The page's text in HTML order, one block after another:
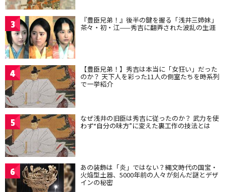
3 『豊臣兄弟！』後半の鍵を握る「浅井三姉妹」
茶々・初・江——秀吉に翻弄された波乱の生涯
4 【豊臣兄弟！】秀吉は本当に「女狂い」だった
のか？ 天下人を彩った11人の側室たちを時系列
で一挙紹介
5 なぜ浅井の旧臣は秀吉に従ったのか？ 武力を使
わず“自分の味方”に変えた裏工作の技法とは
6 あの装飾は「炎」ではない？縄文時代の国宝・
火焔型土器、5000年前の人々が刻んだ謎とデザ
インの秘密